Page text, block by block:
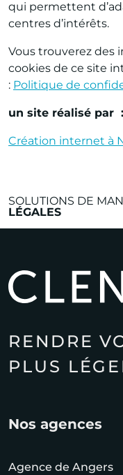
qui permettent
centres d’intérêts.
Vous trouverez des
cookies de ce site
: Politique de
un site réalisé par :
Création internet à
SOLUTIONS DE
LÉGALES
RENDRE
PLUS
Nos agences
Agence de Angers